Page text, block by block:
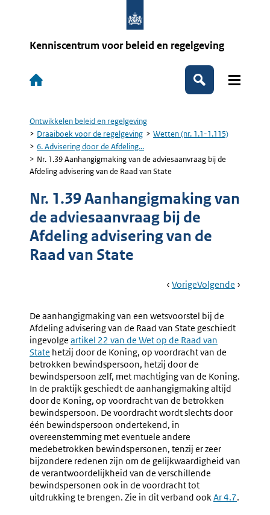
Kenniscentrum voor beleid en regelgeving
Hoofdnavigatie
Zoeken
Kruimelpad
Ontwikkelen beleid en regelgeving
Draaiboek voor de regelgeving
Wetten (nr. 1.1-1.115)
6. Advisering door de Afdeling...
Nr. 1.39 Aanhangigmaking van de adviesaanvraag bij de
Afdeling advisering van de Raad van State
Nr. 1.39 Aanhangigmaking van
de adviesaanvraag bij de
Afdeling advisering van de
Raad van State
Book
Ga
VorigePagina:
Algemeen
Ga
Volgende Pagina:
Van
De
De aanhangigmaking van een wetsvoorstel bij de
Afdeling advisering van de Raad van State geschiedt
ingevolge Externe
link:
artikel 22 van de Wet op de Raad van
State hetzij door de Koning, op voordracht van de
betrokken bewindspersoon, hetzij door de
bewindspersoon zelf, met machtiging van de Koning.
In de praktijk geschiedt de aanhangigmaking altijd
door de Koning, op voordracht van de betrokken
bewindspersoon. De voordracht wordt slechts door
één bewindspersoon ondertekend, in
overeenstemming met eventuele andere
medebetrokken bewindspersonen, tenzij er zeer
bijzondere redenen zijn om de gelijkwaardigheid van
de verantwoordelijkheid van de verschillende
bewindspersonen ook in de voordracht tot
uitdrukking te brengen. Zie in dit verband ookAr 4.7.